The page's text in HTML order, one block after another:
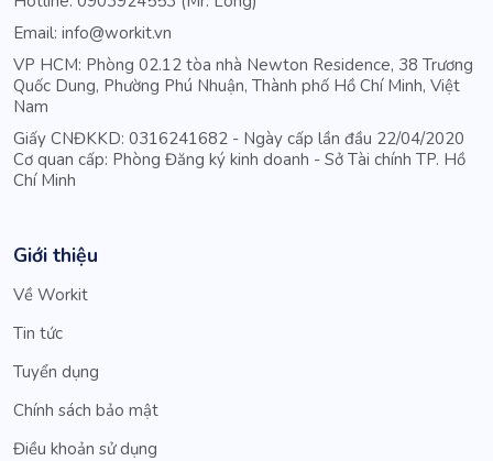
Email: info@workit.vn
VP HCM: Phòng 02.12 tòa nhà Newton Residence, 38 Trương
Quốc Dung, Phường Phú Nhuận, Thành phố Hồ Chí Minh, Việt
Nam
Giấy CNĐKKD: 0316241682 - Ngày cấp lần đầu 22/04/2020
Cơ quan cấp: Phòng Đăng ký kinh doanh - Sở Tài chính TP. Hồ
Chí Minh
Giới thiệu
Về Workit
Tin tức
Tuyển dụng
Chính sách bảo mật
Điều khoản sử dụng